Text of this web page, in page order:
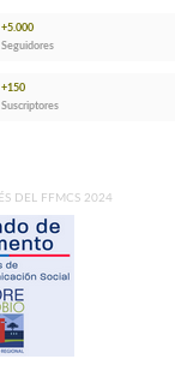
+5.000
Seguidores
+150
Suscriptores
DEL FFMCS 2024